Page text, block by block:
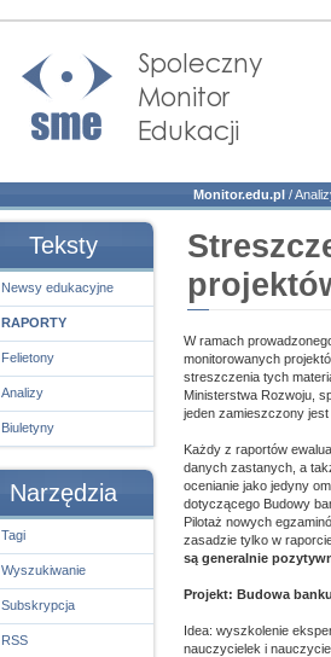
Społeczny Monitor
Edukacji
Monitor.edu.pl /
Teksty
Newsy edukacyjne
RAPORTY
Felietony
Analizy
Biuletyny
Narzędzia
Tagi
Wyszukiwanie
Subskrypcja
RSS
W ramach
monitorowanych
streszczenia tych
Ministerstwa Rozwoju,
jeden zamieszczony
Każdy z raportów
danych zastanych, a
ocenianie jako jedyny
dotyczącego Budowy
Pilotaż nowych
zasadzie tylko w
są generalnie
Projekt: Budowa
Idea: wyszkolenie
nauczycielek i